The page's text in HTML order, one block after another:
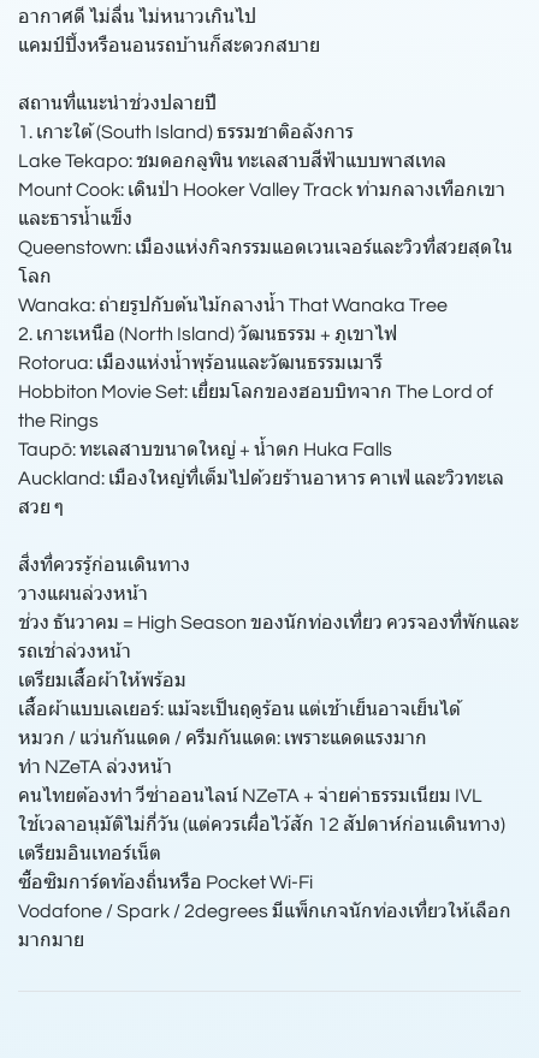
อากาศดี ไม่ลื่น ไม่หนาวเกินไป
แคมป์ปิ้งหรือนอนรถบ้านก็สะดวกสบาย
สถานที่แนะนำช่วงปลายปี
1. เกาะใต้ (South Island) ธรรมชาติอลังการ
Lake Tekapo: ชมดอกลูพิน ทะเลสาบสีฟ้าแบบพาสเทล
Mount Cook: เดินป่า Hooker Valley Track ท่ามกลางเทือกเขา
และธารน้ำแข็ง
Queenstown: เมืองแห่งกิจกรรมแอดเวนเจอร์และวิวที่สวยสุดใน
โลก
Wanaka: ถ่ายรูปกับต้นไม้กลางน้ำ That Wanaka Tree
2. เกาะเหนือ (North Island) วัฒนธรรม + ภูเขาไฟ
Rotorua: เมืองแห่งน้ำพุร้อนและวัฒนธรรมเมารี
Hobbiton Movie Set: เยี่ยมโลกของฮอบบิทจาก The Lord of
the Rings
Taupō: ทะเลสาบขนาดใหญ่ + น้ำตก Huka Falls
Auckland: เมืองใหญ่ที่เต็มไปด้วยร้านอาหาร คาเฟ่ และวิวทะเล
สวย ๆ
สิ่งที่ควรรู้ก่อนเดินทาง
วางแผนล่วงหน้า
ช่วง ธันวาคม = High Season ของนักท่องเที่ยว ควรจองที่พักและ
รถเช่าล่วงหน้า
เตรียมเสื้อผ้าให้พร้อม
เสื้อผ้าแบบเลเยอร์: แม้จะเป็นฤดูร้อน แต่เช้าเย็นอาจเย็นได้
หมวก / แว่นกันแดด / ครีมกันแดด: เพราะแดดแรงมาก
ทำ NZeTA ล่วงหน้า
คนไทยต้องทำ วีซ่าออนไลน์ NZeTA + จ่ายค่าธรรมเนียม IVL
ใช้เวลาอนุมัติไม่กี่วัน (แต่ควรเผื่อไว้สัก 12 สัปดาห์ก่อนเดินทาง)
เตรียมอินเทอร์เน็ต
ซื้อซิมการ์ดท้องถิ่นหรือ Pocket Wi-Fi
Vodafone / Spark / 2degrees มีแพ็กเกจนักท่องเที่ยวให้เลือก
มากมาย